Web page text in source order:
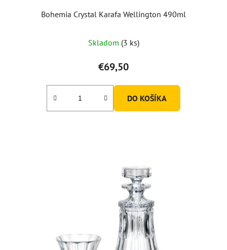
Bohemia Crystal Karafa Wellington 490ml
Skladom (3 ks)
€69,50
DO KOŠÍKA